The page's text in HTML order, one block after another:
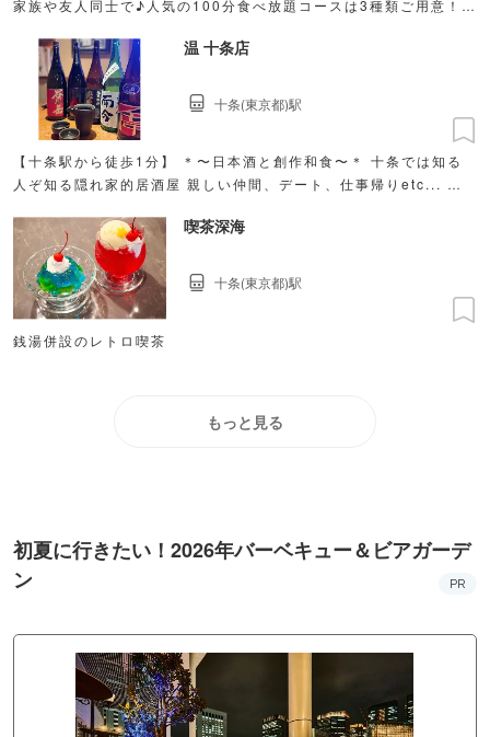
家族や友人同士で♪人気の100分食べ放題コースは3種類ご用意！
温 十条店
【十条駅から徒歩1分】 ＊〜日本酒と創作和食〜＊ 十条では知る
人ぞ知る隠れ家的居酒屋 親しい仲間、デート、仕事帰りetc... ほ
十条(東京都)駅
喫茶深海
銭湯併設のレトロ喫茶
十条(東京都)駅
もっと見る
初夏に行きたい！2026年バーベキュー＆ビアガーデ
ン
PR